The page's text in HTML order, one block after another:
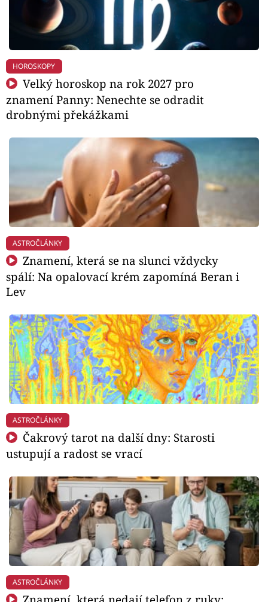
HOROSKOPY
Velký horoskop na rok 2027 pro
znamení Panny: Nenechte se odradit
drobnými překážkami
ASTROČLÁNKY
Znamení, která se na slunci vždycky
spálí: Na opalovací krém zapomíná Beran i
Lev
ASTROČLÁNKY
Čakrový tarot na další dny: Starosti
ustupují a radost se vrací
ASTROČLÁNKY